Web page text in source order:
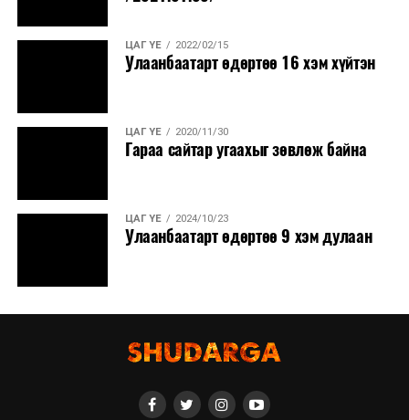
ЦАГ ҮЕ 2022/02/15
Улаанбаатарт өдөртөө 16 хэм хүйтэн
ЦАГ ҮЕ 2020/11/30
Гараа сайтар угаахыг зөвлөж байна
ЦАГ ҮЕ 2024/10/23
Улаанбаатарт өдөртөө 9 хэм дулаан